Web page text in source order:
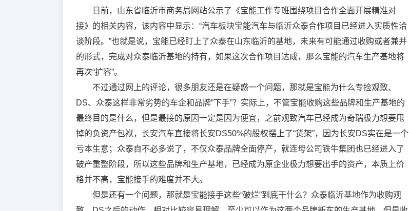
日前，山东省临沂市商务局网站公示了《宝能工作专班围绕项目合作全面开展精准对
接》的相关内容，该内容中显示：“汽车板块宝能汽车与临沂众泰合作项目已经进入实质性洽
谈阶段。”也就是说，宝能已经盯上了众泰在山东临沂的基地，未来有可能通过收购或者兼并
的形式，完成对众泰临沂基地的持有，如果这次合作项目达成，那么宝能的汽车生产基地将
再次“扩容”。
不过通过网上的评论，很多朋友还是在疑惑一个问题，那就是宝能为什么专捡观致、
DS、众泰这样非常劣势的车企和品牌“下手”？实际上，不管宝能收购这些品牌和生产基地的
最终目的是什么，但是最接的原因一定是因为便宜，之前观致汽车已经成为奇瑞极力想要甩
掉的负资产包袱，长安汽车直接将长安DS50%的股权摆上了“货架”，因为长安DS实在是一个
亏本生意；众泰自不必多说了，不仅众泰品牌全面停产，就连母公司铁牛集团也已经进入了
破产重整阶段，所以这些品牌和生产基地，已经成为原企业极力想要出手的资产，本质上价
格并不高，宝能接手的难度并不大。
但是还有一个问题，那就是宝能接手这些“破烂”到底干什么？众泰临沂基地作为收购观
*联系人
*联系电话
职务
提交 取消